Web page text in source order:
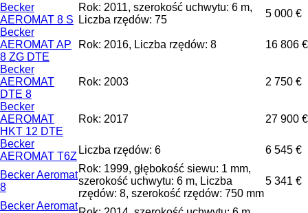
Becker
AEROMAT 8 S
Rok: 2011, szerokość uchwytu: 6 m,
Liczba rzędów: 75
5 000 €
Becker
AEROMAT AP
8 ZG DTE
Rok: 2016, Liczba rzędów: 8 16 806 €
Becker
AEROMAT
DTE 8
Rok: 2003 2 750 €
Becker
AEROMAT
HKT 12 DTE
Rok: 2017 27 900 €
Becker
AEROMAT T6Z
Liczba rzędów: 6 6 545 €
Becker Aeromat
8
Rok: 1999, głębokość siewu: 1 mm,
szerokość uchwytu: 6 m, Liczba
rzędów: 8, szerokość rzędów: 750 mm
5 341 €
Becker Aeromat